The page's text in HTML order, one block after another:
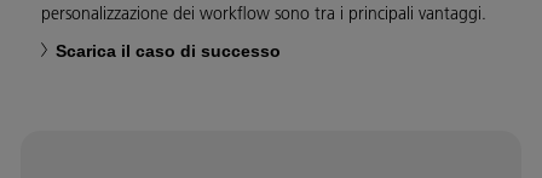
personalizzazione dei workflow sono tra i principali vantaggi.
Scarica il caso di successo